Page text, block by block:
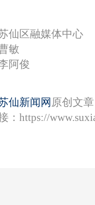
仙区融媒体中心
敏
阿俊
仙新闻网 原创文
： https://